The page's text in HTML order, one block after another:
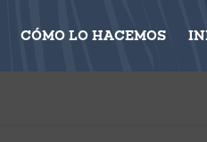
CÓMO LO HACEMOS